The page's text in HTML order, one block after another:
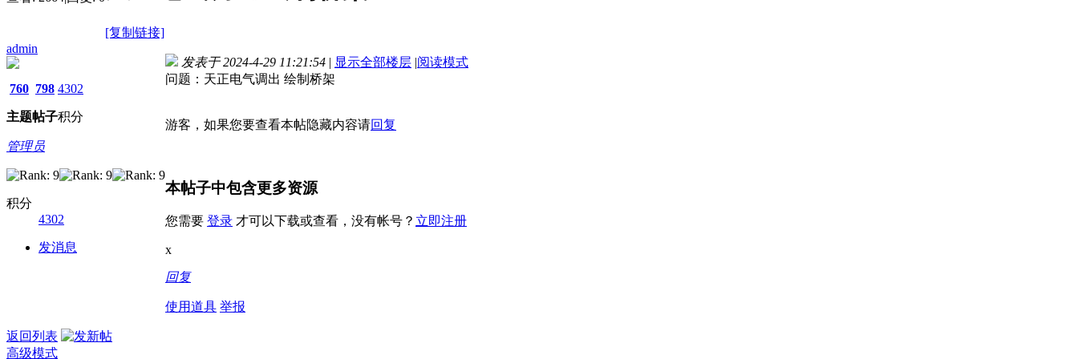
[复制链接]
admin
760
主题
798
帖子
4302
积分
管理员
积分
4302
发消息
发表于 2024-4-29 11:21:54 | 显示全部楼层 |阅读模式
问题：天正电气调出 绘制桥架
游客，如果您要查看本帖隐藏内容请回复
本帖子中包含更多资源
您需要 登录 才可以下载或查看，没有帐号？ 立即注册
x
回复
使用道具 举报
返回列表
高级模式